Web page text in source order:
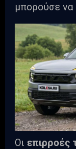
μπορούσε να
Οι επιρροές